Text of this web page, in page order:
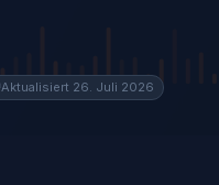
Aktualisiert 26. Juli 2026